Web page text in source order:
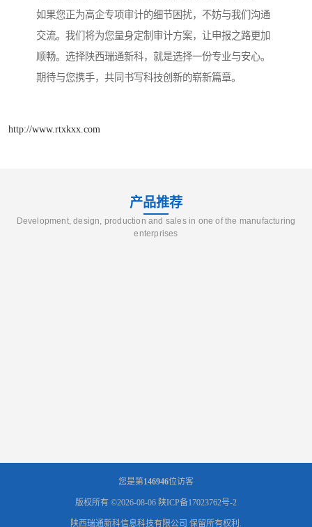
如果您正为高企专项审计的细节困扰，不妨与我们沟通
交流。我们将为您量身定制审计方案，让申报之路更加
顺畅。选择陕西瑞通新科，就是选择一份专业与安心。
期待与您携手，共同书写科技创新的崭新篇章。
http://www.rtxkxx.com
产品推荐
Development, design, production and sales in one of the manufacturing
enterprises
您是第146946位访客
版权所有 ©2026-08-06 陕ICP备17023762号-2
陕西瑞通新科信息科技有限公司 保留所有权利.